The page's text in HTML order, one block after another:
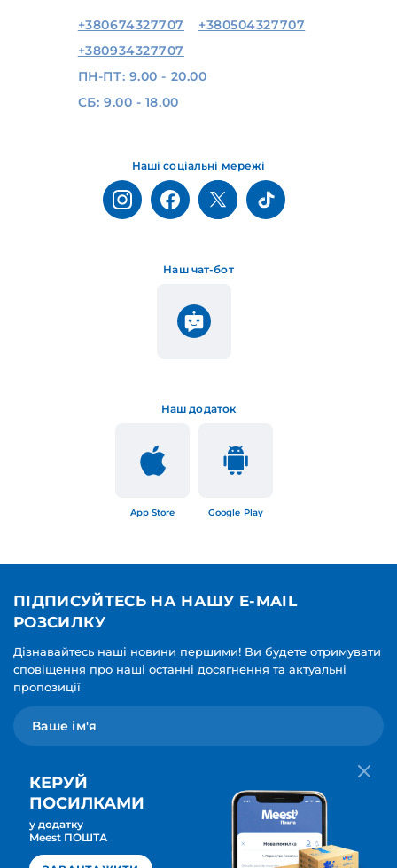
Наш додаток
App Store Google Play
Наш чат-бот
Наші соціальні мережі
+380674327707
+380504327707
+380934327707
ПН-ПТ: 9.00 - 20.00
СБ: 9.00 - 18.00
ПІДПИСУЙТЕСЬ НА НАШУ E-MAIL
РОЗСИЛКУ
Дізнавайтесь наші новини першими! Ви будете отримувати
сповіщення про наші останні досягнення та актуальні
пропозиції
Мова для вашої розсилки
Українська
ПІДПИСАТИСЯ
КЕРУЙ
ПОСИЛКАМИ
у додатку
Meest ПОШТА